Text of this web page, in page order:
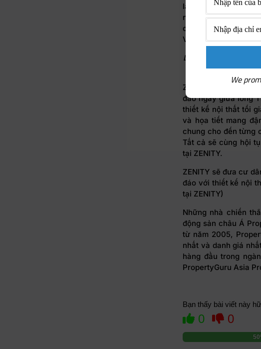
lai. Thay vì phải tìm
nên dễ dàng hơn
căn hộ của cư dân.
Vàng) từ BCA.
Dự án ZENITY sẽ ra
ZENITY sẽ đưa cư
đáo ngay giữa lòng
thiết kế nội thất tối
và họa tiết mang
chung cho đến từng
Tất cả sẽ cùng hội
tại ZENITY.
ZENITY sẽ đưa cư
đáo với thiết kế nội
tại ZENITY)
Những nhà chiến
động sản châu Á
từ năm 2005,
nhất và danh giá
hàng đầu trong
PropertyGuru Asia
Bạn thấy bài viết này
0 0
We